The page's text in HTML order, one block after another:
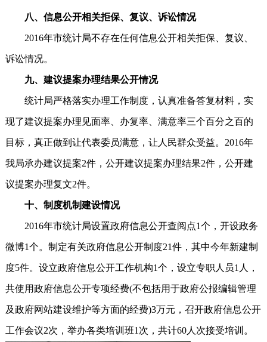
八、信息公开相关拒保、复议、诉讼情况
2016年市统计局不存在任何信息公开相关拒保、复议、
诉讼情况。
九、建议提案办理结果公开情况
统计局严格落实办理工作制度，认真准备答复材料，实
现了建议提案办理见面率、办复率、满意率三个百分之百的
目标，真正做到让代表委员满意，让人民群众受益。2016年
我局承办建议提案2件，公开建议提案办理结果2件，公开建
议提案办理复文2件。
十、制度机制建设情况
2016年市统计局设置政府信息公开查阅点1个，开设政务
微博1个。制定有关政府信息公开制度21件，其中今年新建制
度5件。设立政府信息公开工作机构1个，设立专职人员1人，
共使用政府信息公开专项经费(不包括用于政府公报编辑管理
及政府网站建设维护等方面的经费)3万元，召开政府信息公开
工作会议2次，举办各类培训班1次，共计60人次接受培训。